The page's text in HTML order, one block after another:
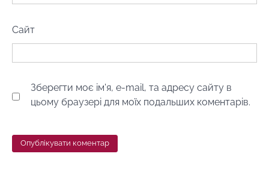
Сайт
Зберегти моє ім'я, e-mail, та адресу сайту в
цьому браузері для моїх подальших коментарів.